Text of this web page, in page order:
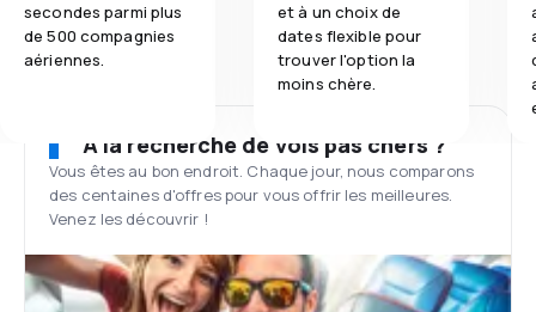
secondes parmi plus
de 500 compagnies
aériennes.
et à un choix de
dates flexible pour
trouver l'option la
moins chère.
À la recherche de vols pas chers ?
Vous êtes au bon endroit. Chaque jour, nous comparons
des centaines d'offres pour vous offrir les meilleures.
Venez les découvrir !